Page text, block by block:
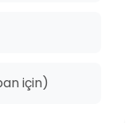
için)